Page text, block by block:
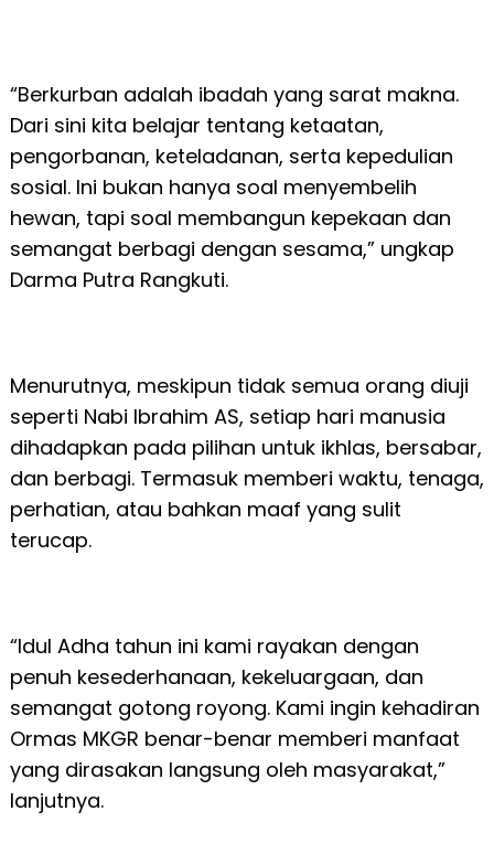
“Berkurban adalah ibadah yang sarat makna.
Dari sini kita belajar tentang ketaatan,
pengorbanan, keteladanan, serta kepedulian
sosial. Ini bukan hanya soal menyembelih
hewan, tapi soal membangun kepekaan dan
semangat berbagi dengan sesama,” ungkap
Darma Putra Rangkuti.
Menurutnya, meskipun tidak semua orang diuji
seperti Nabi Ibrahim AS, setiap hari manusia
dihadapkan pada pilihan untuk ikhlas, bersabar,
dan berbagi. Termasuk memberi waktu, tenaga,
perhatian, atau bahkan maaf yang sulit
terucap.
“Idul Adha tahun ini kami rayakan dengan
penuh kesederhanaan, kekeluargaan, dan
semangat gotong royong. Kami ingin kehadiran
Ormas MKGR benar-benar memberi manfaat
yang dirasakan langsung oleh masyarakat,”
lanjutnya.